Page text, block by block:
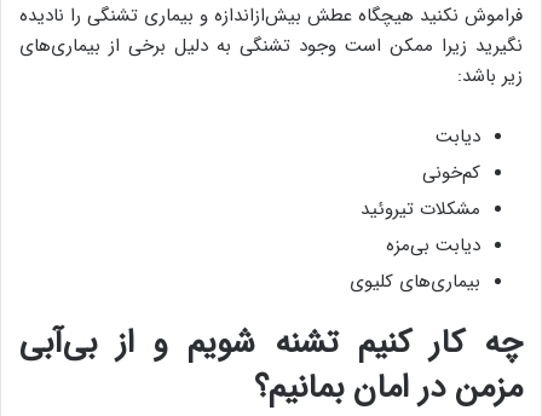
فراموش نکنید هیچگاه عطش بیش‌ازاندازه و بیماری تشنگی را نادیده
نگیرید زیرا ممکن است وجود تشنگی به دلیل برخی از بیماری‌های
زیر باشد:
دیابت
کم‌خونی
مشکلات تیروئید
دیابت بی‌مزه
بیماری‌های کلیوی
چه کار کنیم تشنه شویم و از بی‌آبی
مزمن در امان بمانیم؟